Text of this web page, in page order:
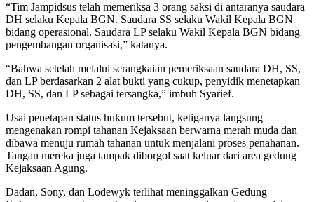
“Tim Jampidsus telah memeriksa 3 orang saksi di antaranya saudara
DH selaku Kepala BGN. Saudara SS selaku Wakil Kepala BGN
bidang operasional. Saudara LP selaku Wakil Kepala BGN bidang
pengembangan organisasi,” katanya.
“Bahwa setelah melalui serangkaian pemeriksaan saudara DH, SS,
dan LP berdasarkan 2 alat bukti yang cukup, penyidik menetapkan
DH, SS, dan LP sebagai tersangka,” imbuh Syarief.
Usai penetapan status hukum tersebut, ketiganya langsung
mengenakan rompi tahanan Kejaksaan berwarna merah muda dan
dibawa menuju rumah tahanan untuk menjalani proses penahanan.
Tangan mereka juga tampak diborgol saat keluar dari area gedung
Kejaksaan Agung.
Dadan, Sony, dan Lodewyk terlihat meninggalkan Gedung